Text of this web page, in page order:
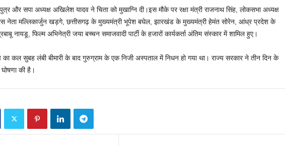
और सपा अध्यक्ष अखिलेश यादव ने चिता को मुखाग्नि दी।इस मौके पर रक्षा मंत्री राजनाथ सिंह, लोकसभा अध्यक्ष
नेता मल्लिकार्जुन खड़गे, छत्तीसगढ़ के मुख्यमंत्री भूपेश बघेल, झारखंड के मुख्‍यमंत्री हेमंत सोरेन, आंध्र प्रदेश के
नायडू, फिल्म अभिनेत्री जया बच्चन समाजवादी पार्टी के हजारों कार्यकर्ता अंतिम संस्कार में शामिल हुए।
का कल सुबह लंबी बीमारी के बाद गुरुग्राम के एक निजी अस्पताल में निधन हो गया था। राज्य सरकार ने तीन दिन के
की है।